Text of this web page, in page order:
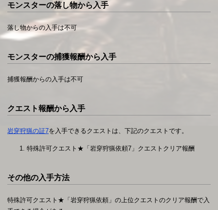
モンスターの落し物から入手
落し物からの入手は不可
モンスターの捕獲報酬から入手
捕獲報酬からの入手は不可
クエスト報酬から入手
岩穿狩猟の証7を入手できるクエストは、下記のクエストです。
特殊許可クエスト★「岩穿狩猟依頼7」クエストクリア報酬
その他の入手方法
特殊許可クエスト★「岩穿狩猟依頼」の上位クエストのクリア報酬で入